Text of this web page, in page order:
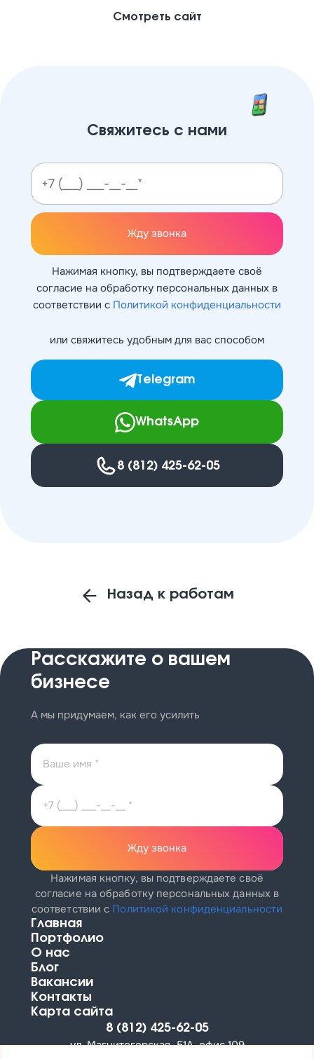
Смотреть сайт
Свяжитесь с нами
Жду звонка
Нажимая кнопку, вы подтверждаете своё
согласие на обработку персональных данных в
соответствии с Политикой конфиденциальности
или свяжитесь удобным для вас способом
Telegram
WhatsApp
8 (812) 425-62-05
Назад к работам
Расскажите о вашем
бизнесе
А мы придумаем, как его усилить
Жду звонка
Нажимая кнопку, вы подтверждаете своё
согласие на обработку персональных данных в
соответствии с Политикой конфиденциальности
Главная
Портфолио
О нас
Блог
Вакансии
Контакты
Карта сайта
8 (812) 425-62-05
ул. Магнитогорская, 51А, офис 109